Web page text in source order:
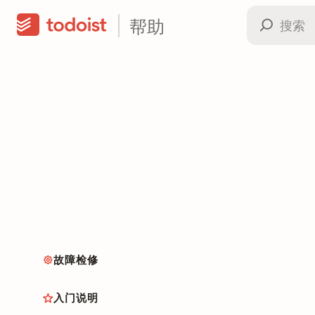
帮助
故障检修
入门说明